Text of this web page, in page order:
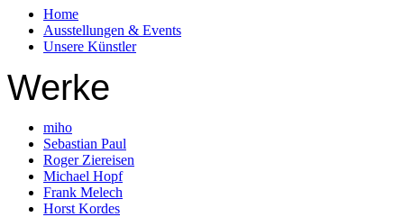
Home
Ausstellungen & Events
Unsere Künstler
Werke
miho
Sebastian Paul
Roger Ziereisen
Michael Hopf
Frank Melech
Horst Kordes